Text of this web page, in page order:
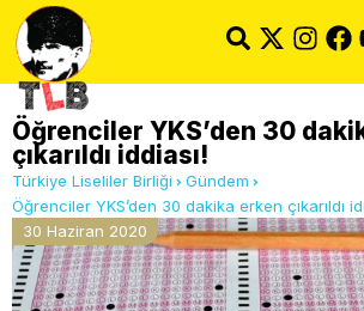
Öğrenciler YKS’den 30
çıkarıldı iddiası!
Türkiye Liseliler Birliği
Gündem
Öğrenciler YKS’den 30 dakika erken çıkarıldı
30 Haziran 2020